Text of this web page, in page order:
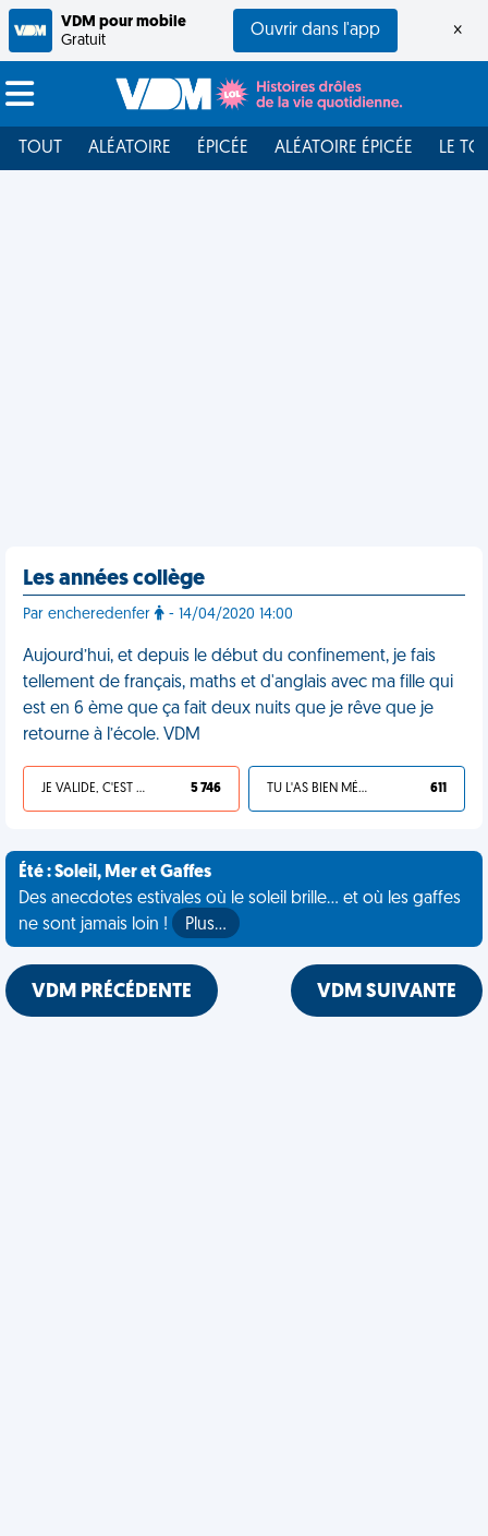
VDM pour mobile
Gratuit
Ouvrir dans l'app ×
TOUT ALÉATOIRE ÉPICÉE ALÉATOIRE ÉPICÉE LE
Les années collège
Par encheredenfer - 14/04/2020 14:00
Aujourd’hui, et depuis le début du confinement, je fais
tellement de français, maths et d'anglais avec ma fille qui
est en 6 ème que ça fait deux nuits que je rêve que je
retourne à l’école. VDM
JE VALIDE, C'EST UNE VDM 5 746 TU L'AS BIEN MÉRITÉ 611
Été : Soleil, Mer et Gaffes
Des anecdotes estivales où le soleil brille... et où les gaffes
ne sont jamais loin !
Plus…
VDM PRÉCÉDENTE VDM SUIVANTE